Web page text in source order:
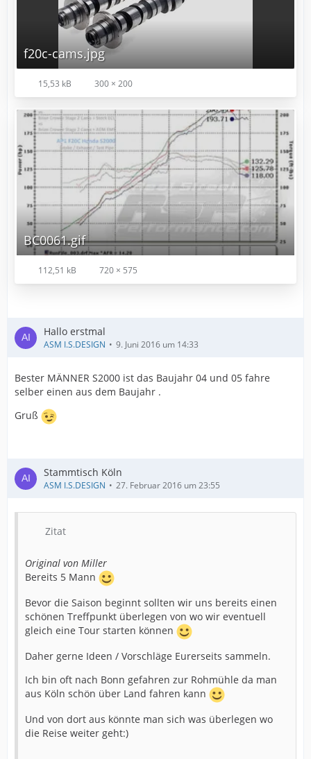
f20c-cams.jpg
15,53 kB 300 × 200
BC0061.gif
112,51 kB 720 × 575
Hallo erstmal
ASM I.S.DESIGN 9. Juni 2016 um 14:33
Bester MÄNNER S2000 ist das Baujahr 04 und 05 fahre
selber einen aus dem Baujahr .
Gruß
Stammtisch Köln
ASM I.S.DESIGN 27. Februar 2016 um 23:55
Zitat
Original von Miller
Bereits 5 Mann
Bevor die Saison beginnt sollten wir uns bereits einen
schönen Treffpunkt überlegen von wo wir eventuell
gleich eine Tour starten können
Daher gerne Ideen / Vorschläge Eurerseits sammeln.
Ich bin oft nach Bonn gefahren zur Rohmühle da man
aus Köln schön über Land fahren kann
Und von dort aus könnte man sich was überlegen wo
die Reise weiter geht:)